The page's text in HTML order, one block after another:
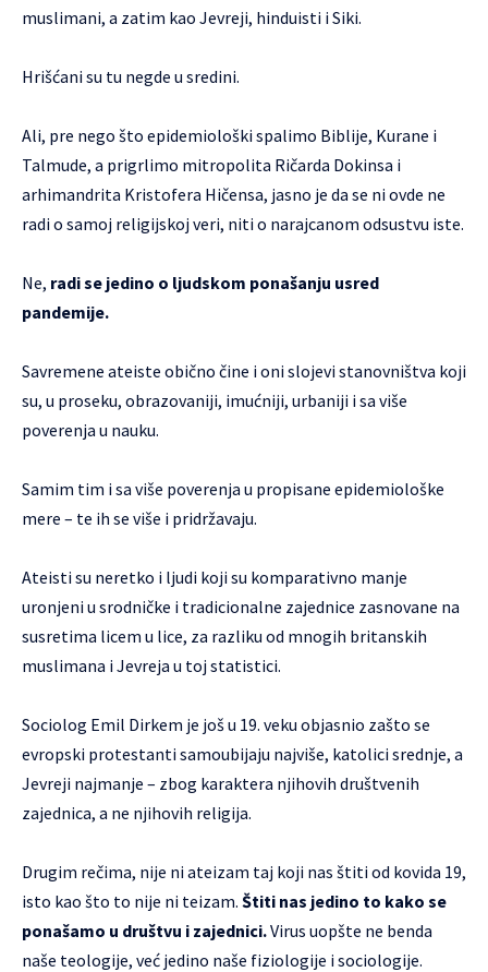
muslimani, a zatim kao Jevreji, hinduisti i Siki.
Hrišćani su tu negde u sredini.
Ali, pre nego što epidemiološki spalimo Biblije, Kurane i
Talmude, a prigrlimo mitropolita Ričarda Dokinsa i
arhimandrita Kristofera Hičensa, jasno je da se ni ovde ne
radi o samoj religijskoj veri, niti o narajcanom odsustvu iste.
Ne, radi se jedino o ljudskom ponašanju usred
pandemije.
Savremene ateiste obično čine i oni slojevi stanovništva koji
su, u proseku, obrazovaniji, imućniji, urbaniji i sa više
poverenja u nauku.
Samim tim i sa više poverenja u propisane epidemiološke
mere – te ih se više i pridržavaju.
Ateisti su neretko i ljudi koji su komparativno manje
uronjeni u srodničke i tradicionalne zajednice zasnovane na
susretima licem u lice, za razliku od mnogih britanskih
muslimana i Jevreja u toj statistici.
Sociolog Emil Dirkem je još u 19. veku objasnio zašto se
evropski protestanti samoubijaju najviše, katolici srednje, a
Jevreji najmanje – zbog karaktera njihovih društvenih
zajednica, a ne njihovih religija.
Drugim rečima, nije ni ateizam taj koji nas štiti od kovida 19,
isto kao što to nije ni teizam. Štiti nas jedino to kako se
ponašamo u društvu i zajednici.Virus uopšte ne benda
naše teologije, već jedino naše fiziologije i sociologije.